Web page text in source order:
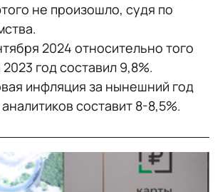
не произошло, судя по
2024 относительно того
год составил 9,8%.
инфляция за нынешний год
составит 8-8,5%.